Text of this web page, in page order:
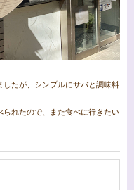
たが、シンプルにサバと調味料
れたので、また食べに行きたい